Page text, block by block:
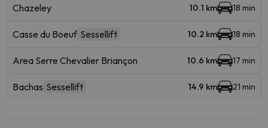
Chazeley 10.1 km 18 min
Casse du Boeuf Sessellift 10.2 km 18 min
Area Serre Chevalier Briançon 10.6 km 17 min
Bachas Sessellift 14.9 km 21 min